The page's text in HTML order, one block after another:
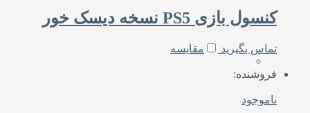
کنسول بازی PS5 نسخه دیسک خور
تماس بگیرید مقایسه
فروشنده:
ناموجود